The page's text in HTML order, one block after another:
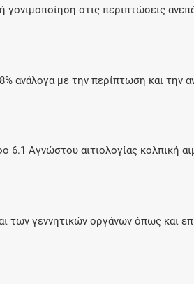
στις περιπτώσεις
ανάλογα με την περίπτωση και την
Αγνώστου αιτιολογίας κολπική
των γεννητικών οργάνων όπως και